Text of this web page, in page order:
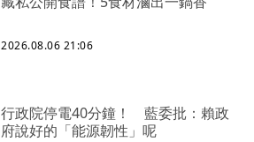
2026.08.06 21:06
行政院停電40分鐘！ 藍委批：賴政
府說好的「能源韌性」呢